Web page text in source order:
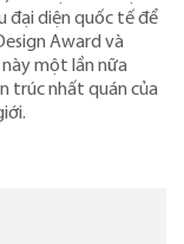
đại diện quốc tế để
Award và
này một lần nữa
trúc nhất quán của